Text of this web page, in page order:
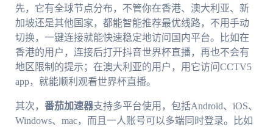
先，它有全球节点分布，不管你在香港、澳大利亚、新
加坡还是其他国家，都能智能推荐最优线路，不用手动
切换，一键连接就能快速稳定地访问国内平台。比如在
香港的用户，连接后打开抖音世界杯直播，再也不会有
地区限制的提示；在澳大利亚的用户，用它访问CCTV5
app，就能顺利观看世界杯直播。
其次， 番茄加速器支持多平台使用，包括Android、iOS、
Windows、mac，而且一人账号可以多端同时登录。比如